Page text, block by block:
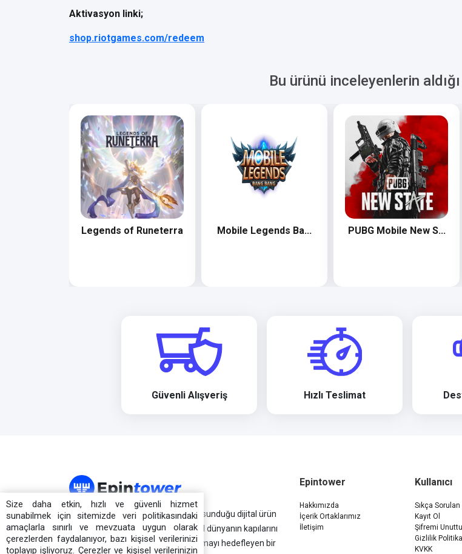
Aktivasyon linki;
shop.riotgames.com/redeem
Bu ürünü inceleyenlerin
Legends of Runeterra Mobile Legends Ba... PUBG Mobile New S...
Güvenli Alışveriş Hızlı Teslimat
Size daha etkin, hızlı ve güvenli hizmet
sunabilmek için sitemizde veri politikasındaki
amaçlarla sınırlı ve mevzuata uygun olarak
çerezlerden faydalanıyor, bazı kişisel verilerinizi
toplayıp işliyoruz. Çerezler ve kişisel verilerinizin
Epintower.com farklı kategorilerde sunduğu dijital ürün
ve hizmetleriyle kullanıcılarına dijital dünyanın kapılarını
aralamayı ve kesintisiz hizmet sunmayı hedefleyen bir
Epintower
Hakkımızda
İçerik Ortaklarımız
İletişim
Kullanıcı
Sıkça
Kayıt Ol
Şifremi
Gizlilik
KVKK